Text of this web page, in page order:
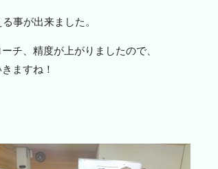
事が出来ました。
チ、精度が上がりましたので、
ますね！